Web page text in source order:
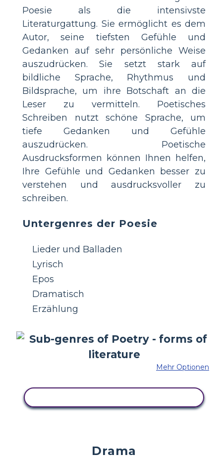
Poesie als die intensivste
Literaturgattung. Sie ermöglicht es dem
Autor, seine tiefsten Gefühle und
Gedanken auf sehr persönliche Weise
auszudrücken. Sie setzt stark auf
bildliche Sprache, Rhythmus und
Bildsprache, um ihre Botschaft an die
Leser zu vermitteln. Poetisches
Schreiben nutzt schöne Sprache, um
tiefe Gedanken und Gefühle
auszudrücken. Poetische
Ausdrucksformen können Ihnen helfen,
Ihre Gefühle und Gedanken besser zu
verstehen und ausdrucksvoller zu
schreiben.
Untergenres der Poesie
Lieder und Balladen
Lyrisch
Epos
Dramatisch
Erzählung
Mehr Optionen
Drama